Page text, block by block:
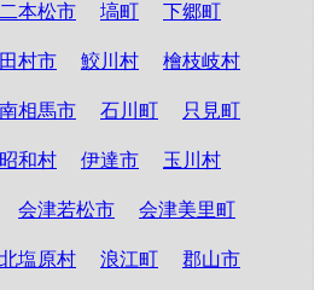
二本松市 塙町 下郷町
田村市 鮫川村 檜枝岐村
南相馬市 石川町 只見町
昭和村 伊達市 玉川村
会津若松市 会津美里町
北塩原村 浪江町 郡山市